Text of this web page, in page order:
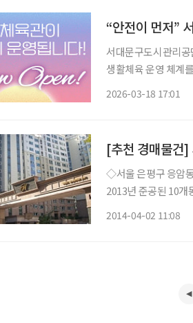
“안전이 먼저”
서대문구도시관리
생활체육 운영 체계를 전면 재편한다. 공단은 ‘국
2026-03-18 17:01
[추천 경매물건
◇서울 은평구 응암
2013년 준공된 10개
2014-04-02 11:08